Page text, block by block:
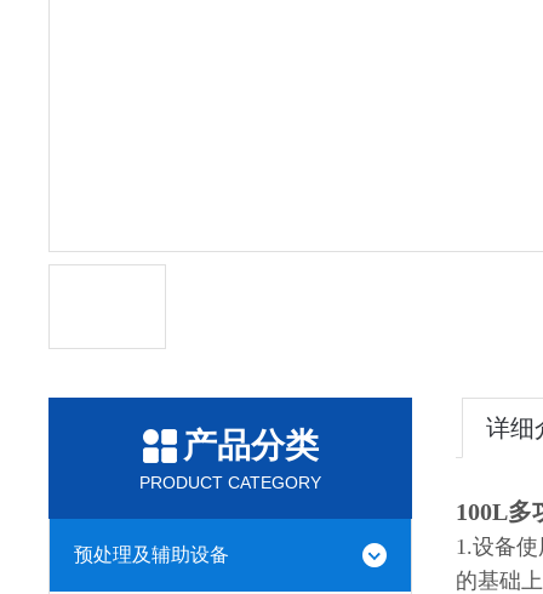
产品分类
PRODUCT CATEGORY
预处理及辅助设备
详细
100L多
1.设备
的基础